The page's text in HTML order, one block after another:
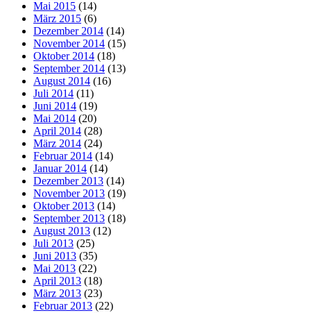
Mai 2015 (14)
März 2015 (6)
Dezember 2014 (14)
November 2014 (15)
Oktober 2014 (18)
September 2014 (13)
August 2014 (16)
Juli 2014 (11)
Juni 2014 (19)
Mai 2014 (20)
April 2014 (28)
März 2014 (24)
Februar 2014 (14)
Januar 2014 (14)
Dezember 2013 (14)
November 2013 (19)
Oktober 2013 (14)
September 2013 (18)
August 2013 (12)
Juli 2013 (25)
Juni 2013 (35)
Mai 2013 (22)
April 2013 (18)
März 2013 (23)
Februar 2013 (22)